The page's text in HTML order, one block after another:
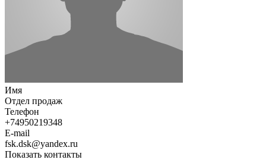
Имя
Отдел продаж
Телефон
+74950219348
E-mail
fsk.dsk@yandex.ru
Показать контакты